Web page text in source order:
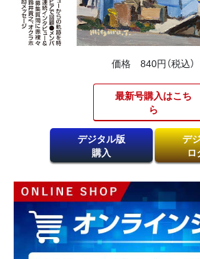
価格 840円（税込）
最新号購入はこち
ら​
デジタル版
購入
デ
ロ